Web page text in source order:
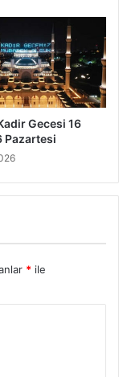
Gecesi 16
Pazartesi
* ile